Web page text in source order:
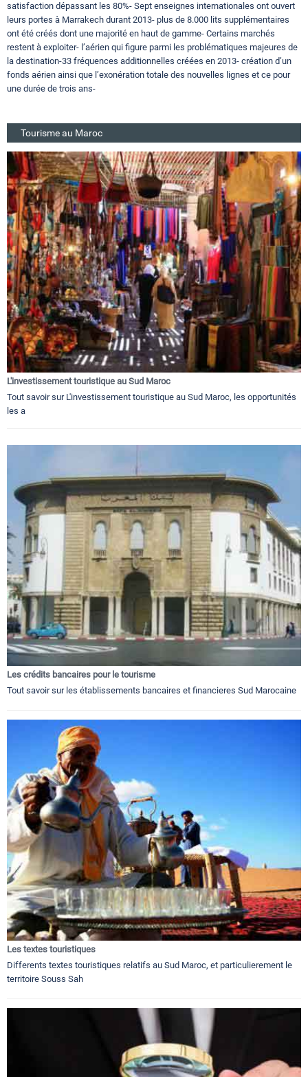
satisfaction dépassant les 80%- Sept enseignes internationales ont ouvert
leurs portes à Marrakech durant 2013- plus de 8.000 lits supplémentaires
ont été créés dont une majorité en haut de gamme- Certains marchés
restent à exploiter- l’aérien qui figure parmi les problématiques majeures de
la destination-33 fréquences additionnelles créées en 2013- création d’un
fonds aérien ainsi que l’exonération totale des nouvelles lignes et ce pour
une durée de trois ans-
Tourisme au Maroc
L'investissement touristique au Sud Maroc
Tout savoir sur L'investissement touristique au Sud Maroc, les opportunités
les a
Les crédits bancaires pour le tourisme
Tout savoir sur les établissements bancaires et financieres Sud Marocaine
Les textes touristiques
Differents textes touristiques relatifs au Sud Maroc, et particulierement le
territoire Souss Sah